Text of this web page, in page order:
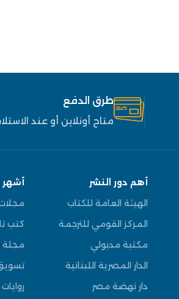
طرق الدفع
متاح أونلاين أو عند
أهم دور النشر
الهيئة العامة للكتاب
المركز القومي للترجمة
مكتبة مدبولي
الدار المصرية اللبنانية
دار نهضة مصر
أشهر
كتب